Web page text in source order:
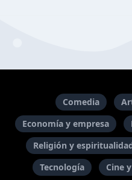
Comedia
Economía y empresa
Religión y
Tecnología
Cine